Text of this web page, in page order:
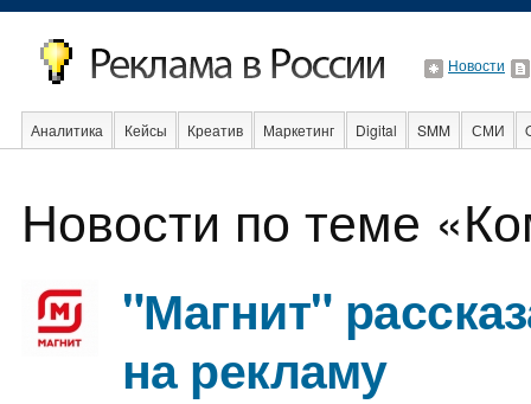
Новости
Аналитика Кейсы Креатив Маркетинг Digital SMM СМИ
Образование Факты
Новости по теме
"Магнит"
на рекламу